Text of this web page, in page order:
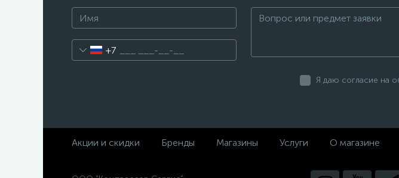
+7
Я даю согласие на
Акции и скидки Бренды Магазины Услуги О магазине